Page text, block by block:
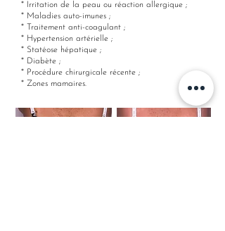
* Irritation de la peau ou réaction allergique ;
* Maladies auto-imunes ;
* Traitement anti-coagulant ;
* Hypertension artérielle ;
* Statéose hépatique ;
* Diabète ;
* Procédure chirurgicale récente ;
* Zones mamaires.